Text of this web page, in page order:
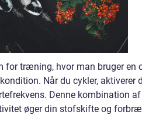
træning, hvor man bruger en
Når du cykler, aktiverer
Denne kombination af
øger din stofskifte og